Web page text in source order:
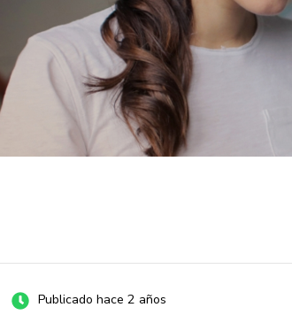
Publicado hace 2 años